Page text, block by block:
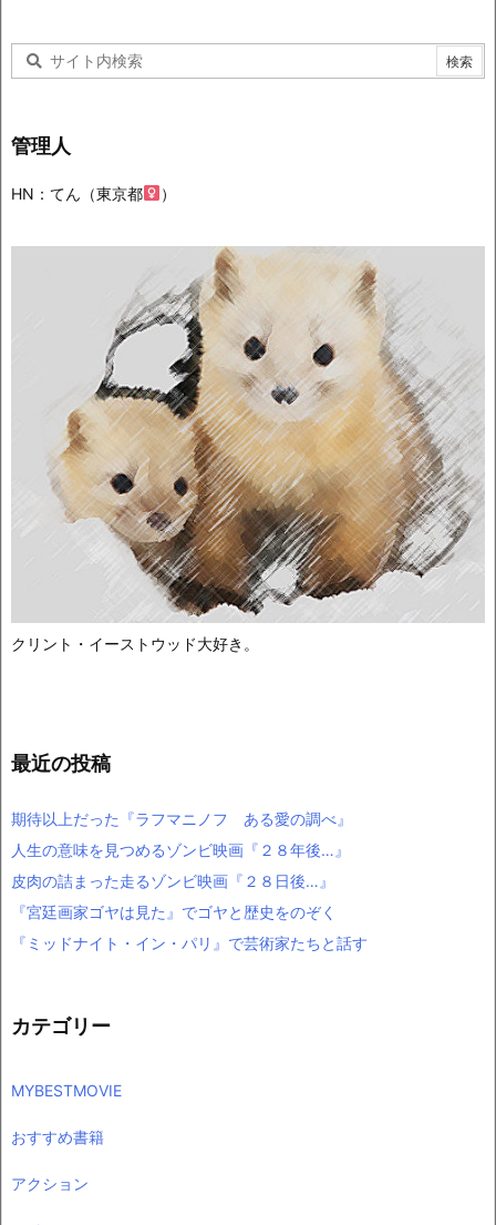
管理人
HN：てん（東京都 ）
クリント・イーストウッド大好き。
最近の投稿
期待以上だった『ラフマニノフ ある愛の調べ』
人生の意味を見つめるゾンビ映画『２８年後…』
皮肉の詰まった走るゾンビ映画『２８日後…』
『宮廷画家ゴヤは見た』でゴヤと歴史をのぞく
『ミッドナイト・イン・パリ』で芸術家たちと話す
カテゴリー
MYBESTMOVIE
おすすめ書籍
アクション